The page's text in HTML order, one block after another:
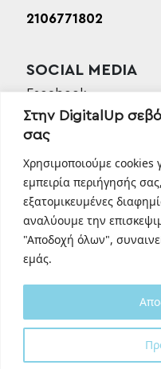
Στην DigitalUp
σας
Χρησιμοποιούμε cookies
εμπειρία περιήγησής
εξατομικευμένες
αναλύουμε την
"Αποδοχή όλων",
εμάς.
2106771802
SOCIAL MEDIA
Facebook
Instagram
Linkedin
TikTok
Behance
Youtube
Designed and